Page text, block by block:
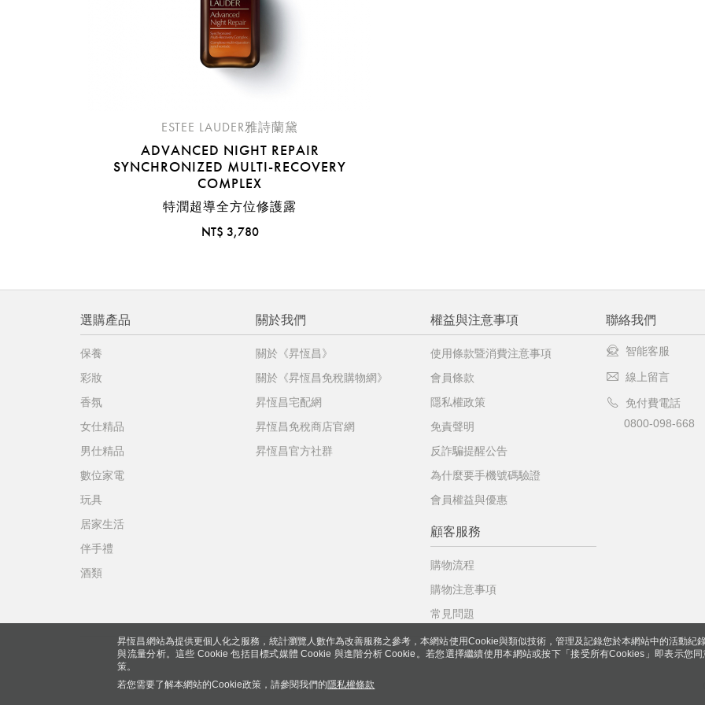
ESTEE LAUDER雅詩蘭黛
ADVANCED NIGHT REPAIR
SYNCHRONIZED MULTI-RECOVERY
COMPLEX
特潤超導全方位修護露
NT$ 3,780
昇恆昌網站為提供更個人化之服務，統計瀏覽人數作為改善服務之參考，本網站使用Cookie與類似技術，管理及記錄您於本網站中的活動紀
與流量分析。這些 Cookie 包括目標式媒體 Cookie 與進階分析 Cookie。若您選擇繼續使用本網站或按下「接受所有Cookies」即表示您
策。
若您需要了解本網站的Cookie政策，請參閱我們的隱私權條款
選購產品
保養
彩妝
香氛
女仕精品
男仕精品
數位家電
玩具
居家生活
伴手禮
酒類
關於我們
關於《昇恆昌》
關於《昇恆昌免稅購物網》
昇恆昌宅配網
昇恆昌免稅商店官網
昇恆昌官方社群
權益與注意事項
使用條款暨消費注意事項
會員條款
隱私權政策
免責聲明
反詐騙提醒公告
為什麼要手機號碼驗證
會員權益與優惠
顧客服務
購物流程
購物注意事項
常見問題
聯絡我們
智能客服
線上留言
免付費電話
0800-098-668